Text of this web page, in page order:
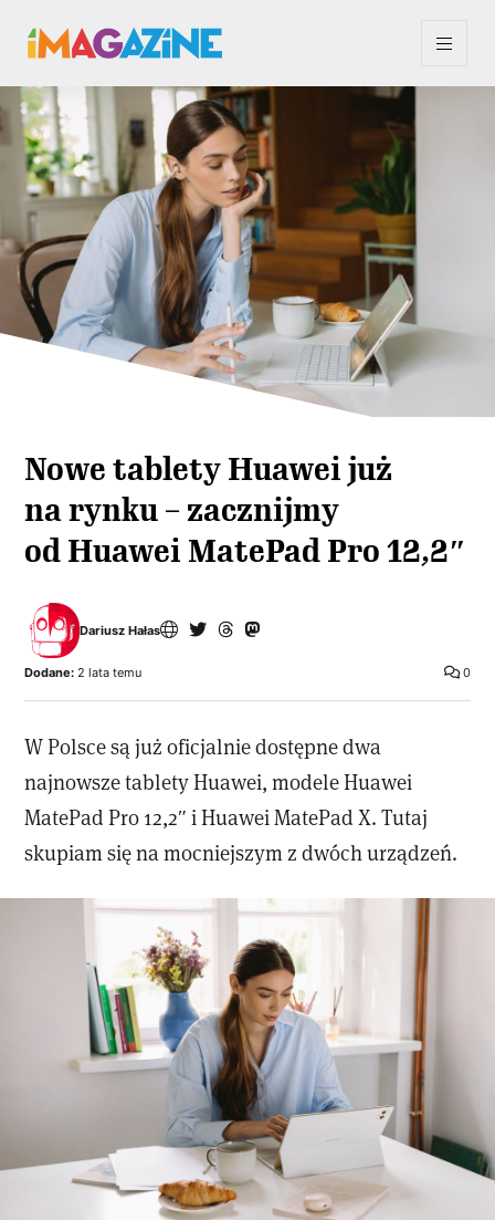
Nowe tablety Huawei już
na rynku – zacznijmy
od Huawei MatePad Pro 12,2″
Dariusz Hałas
0
Dodane: 2 lata temu
W Polsce są już oficjalnie dostępne dwa
najnowsze tablety Huawei, modele Huawei
MatePad Pro 12,2″ i Huawei MatePad X. Tutaj
skupiam się na mocniejszym z dwóch urządzeń.